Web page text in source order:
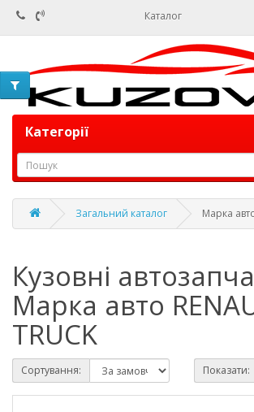
Каталог
Категорії
Загальний каталог Марка
Кузовні
Марка авто
TRUCK
Сортування: Показати: